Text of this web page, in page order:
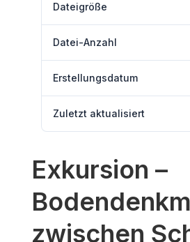
Dateigröße
Datei-Anzahl
Erstellungsdatum
Zuletzt aktualisiert
Exkursion –
zwischen